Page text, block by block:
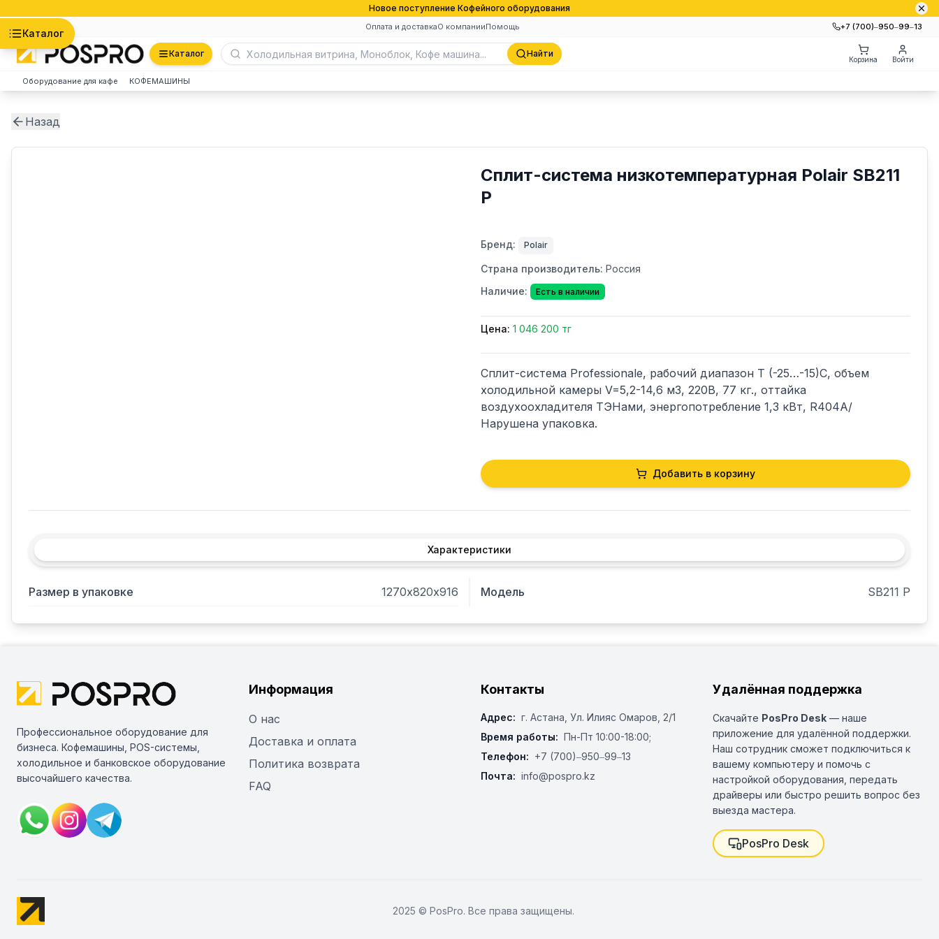
Новое поступление Кофейного оборудования
Оплата и доставкаО компанииПомощь +7 (700)‒950‒99‒13
Каталог
Каталог Найти
Корзина Войти
Оборудование для кафе КОФЕМАШИНЫ
Назад
Сплит-система низкотемпературная Polair SB211
P
Бренд: Polair
Страна производитель: Россия
Наличие:
Есть в наличии
Цена: 1 046 200 тг
Сплит-система Professionale, рабочий диапазон Т (-25…-15)С, объем
холодильной камеры V=5,2-14,6 м3, 220В, 77 кг., оттайка
воздухоохладителя ТЭНами, энергопотребление 1,3 кВт, R404A/
Нарушена упаковка.
Добавить в корзину
Характеристики
Размер в упаковке 1270х820х916 Модель SB211 P
Профессиональное оборудование для
бизнеса. Кофемашины, POS-системы,
холодильное и банковское оборудование
высочайшего качества.
Информация
О нас
Доставка и оплата
Политика возврата
FAQ
Контакты
Адрес: г. Астана, ​Ул. Илияс Омаров, 2/1
Время работы: Пн-Пт 10:00-18:00;
Телефон: +7 (700)‒950‒99‒13
Почта: info@pospro.kz
Удалённая поддержка
Скачайте PosPro Desk — наше
приложение для удалённой поддержки.
Наш сотрудник сможет подключиться к
вашему компьютеру и помочь с
настройкой оборудования, передать
драйверы или быстро решить вопрос без
выезда мастера.
PosPro Desk
2025 © PosPro. Все права защищены.